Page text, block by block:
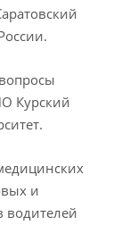
Курский
и
водителей